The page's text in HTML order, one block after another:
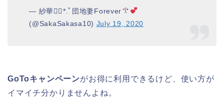
— 紗華❁⃘*.ﾟ団地妻Forever
(@SakaSakasa10) July 19, 2020
GoToキャンペーンがお得に利用できるけど、使い方が
イマイチ分かりませんよね。